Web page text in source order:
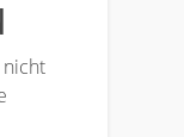
nicht